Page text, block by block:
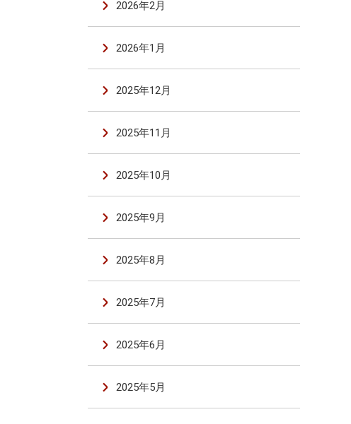
2026年2月
2026年1月
2025年12月
2025年11月
2025年10月
2025年9月
2025年8月
2025年7月
2025年6月
2025年5月